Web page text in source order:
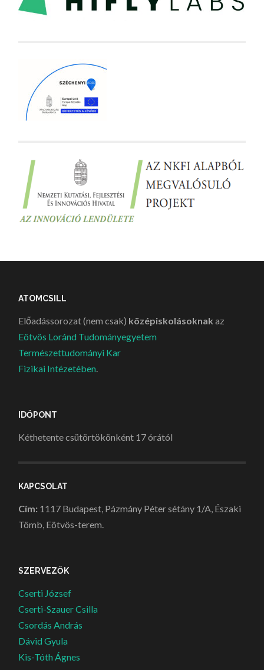
ATOMCSILL
Előadássorozat (nem csak) középiskolásoknak az
Eötvös Loránd Tudományegyetem
Természettudományi Kar
Fizikai Intézetében.
IDŐPONT
Kéthetente csütörtökönként 17 órától
KAPCSOLAT
Cím: 1117 Budapest, Pázmány Péter sétány 1/A, Északi
Tömb, Eötvös-terem.
SZERVEZŐK
Cserti József
Cserti-Szauer Csilla
Csordás András
Dávid Gyula
Kis-Tóth Ágnes